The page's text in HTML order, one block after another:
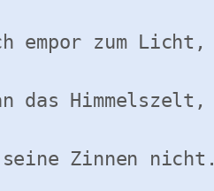
empor zum Licht,
Himmelszelt,
Zinnen nicht.